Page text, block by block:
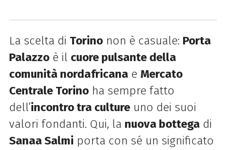
La scelta di Torinonon è casuale: Porta
Palazzoè il cuore pulsante della
comunità nordafricanae Mercato
Centrale Torinoha sempre fatto
dell’incontro tra cultureuno dei suoi
valori fondanti. Qui, la nuova bottegadi
Sanaa Salmi porta con sé un significato